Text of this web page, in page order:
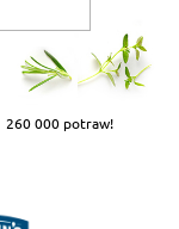
260 000 potraw!